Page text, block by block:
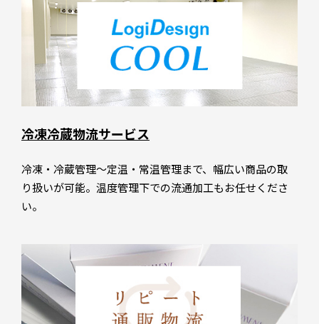
冷凍冷蔵物流サービス
冷凍・冷蔵管理～定温・常温管理まで、幅広い商品の取
り扱いが可能。温度管理下での流通加工もお任せくださ
い。